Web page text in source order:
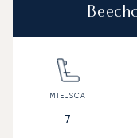
7